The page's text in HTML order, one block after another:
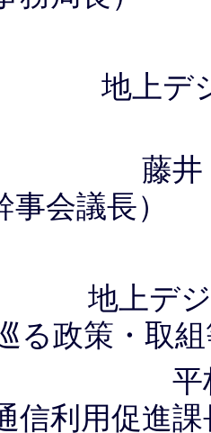
上デジタ
徳（
事会議長）
上デジタ
る政策・取
吉（
信利用促進課